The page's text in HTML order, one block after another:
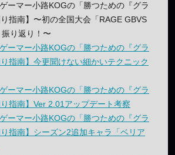
ーマー小路KOGの「勝つための『グラ
指南】〜初の全国大会「RAGE GBVS
り返り！〜
ーマー小路KOGの「勝つための『グラ
指南】今更聞けない細かいテクニック
ーマー小路KOGの「勝つための『グラ
指南】Ver 2.01アップデート考察
ーマー小路KOGの「勝つための『グラ
指南】シーズン2追加キャラ「ベリア